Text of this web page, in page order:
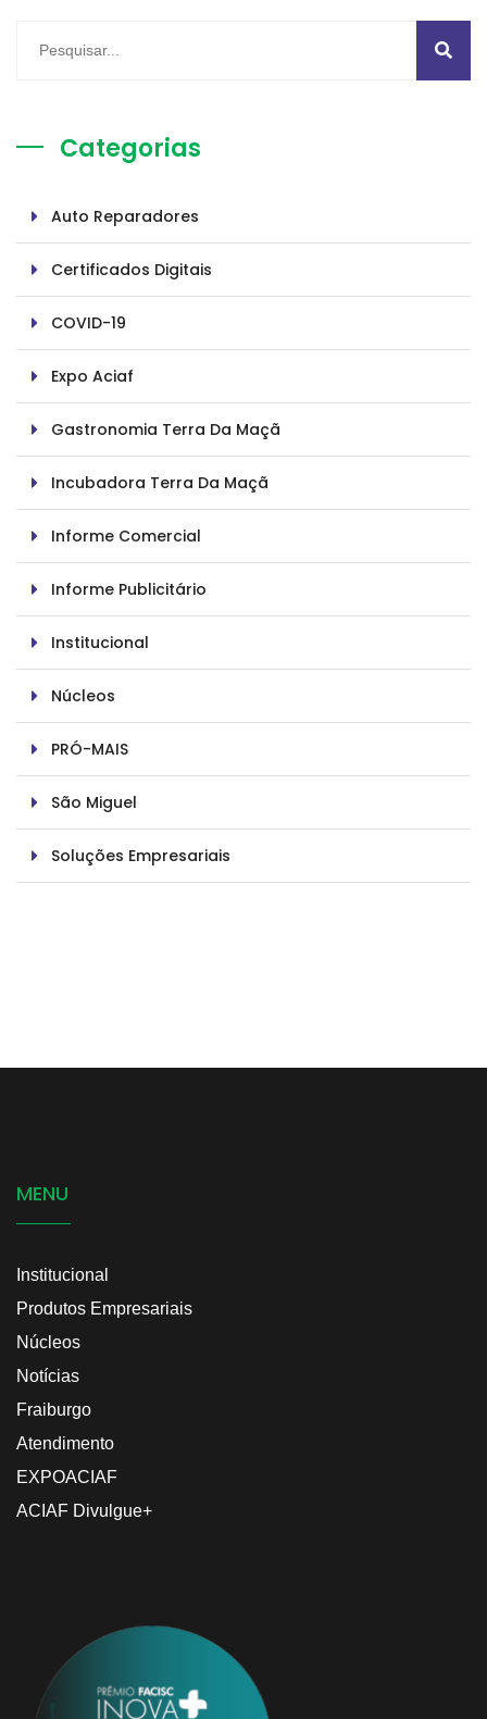
Categorias
Auto Reparadores
Certificados Digitais
COVID-19
Expo Aciaf
Gastronomia Terra Da Maçã
Incubadora Terra Da Maçã
Informe Comercial
Informe Publicitário
Institucional
Núcleos
PRÓ-MAIS
São Miguel
Soluções Empresariais
MENU
Institucional
Produtos Empresariais
Núcleos
Notícias
Fraiburgo
Atendimento
EXPOACIAF
ACIAF Divulgue+